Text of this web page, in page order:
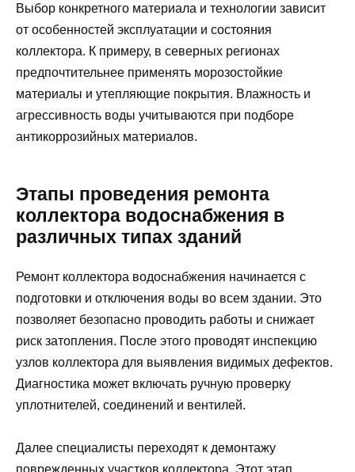
Выбор конкретного материала и технологии зависит
от особенностей эксплуатации и состояния
коллектора. К примеру, в северных регионах
предпочтительнее применять морозостойкие
материалы и утепляющие покрытия. Влажность и
агрессивность воды учитываются при подборе
антикоррозийных материалов.
Этапы проведения ремонта
коллектора водоснабжения в
различных типах зданий
Ремонт коллектора водоснабжения начинается с
подготовки и отключения воды во всем здании. Это
позволяет безопасно проводить работы и снижает
риск затопления. После этого проводят инспекцию
узлов коллектора для выявления видимых дефектов.
Диагностика может включать ручную проверку
уплотнителей, соединений и вентилей.
Далее специалисты переходят к демонтажу
поврежденных участков коллектора. Этот этап